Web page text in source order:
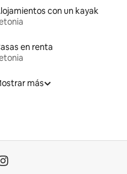
con un kayak
en renta
más